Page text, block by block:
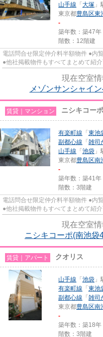
山手線 「 大塚
東京都豊島区東
-
築年数：築47年
階数：12階建
電話問合せ限定仲介料半額物件 ●内
●他社掲載物件もすべてまとめて紹
現在空室情
メゾンサンシャイ
賃貸｜マンション ニシキコー
有楽町線 「 東池
副都心線 「 雑司
山手線 「 池袋
東京都豊島区南
-
築年数：築41年
階数：3階建
電話問合せ限定仲介料半額物件 ●内
●他社掲載物件もすべてまとめて紹
現在空室情
ニシキコーポ(南池袋
賃貸｜アパート クオリス
山手線 「 池袋
有楽町線 「 東池
副都心線 「 雑司
東京都豊島区南
-
築年数：築18年
階数：3階建